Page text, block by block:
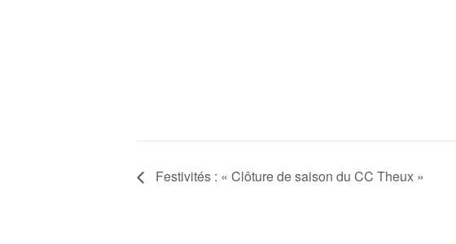
Festivités : « Clôture de saison du CC Theux »